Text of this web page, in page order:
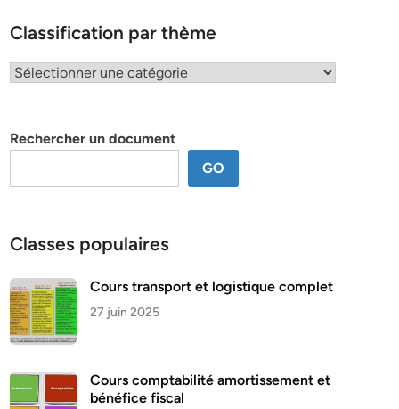
Classification par thème
Classification
Rechercher un document
GO
Classes populaires
Cours transport et logistique complet
27 juin 2025
Cours comptabilité amortissement et
bénéfice fiscal